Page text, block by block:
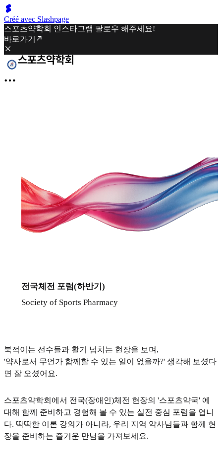
Créé avec Slashpage
스포츠약학회 인스타그램 팔로우 해주세요!
바로가기
전국체전 포럼(하반기)
Society of Sports Pharmacy
북적이는 선수들과 활기 넘치는 현장을 보며,
'약사로서 무언가 함께할 수 있는 일이 없을까?' 생각해 보셨다
면 잘 오셨어요.
스포츠약학회에서 전국(장애인)체전 현장의 '스포츠약국' 에
대해 함께 준비하고 경험해 볼 수 있는 실전 중심 포럼을 엽니
다. 딱딱한 이론 강의가 아니라, 우리 지역 약사님들과 함께 현
장을 준비하는 즐거운 만남을 가져보세요.